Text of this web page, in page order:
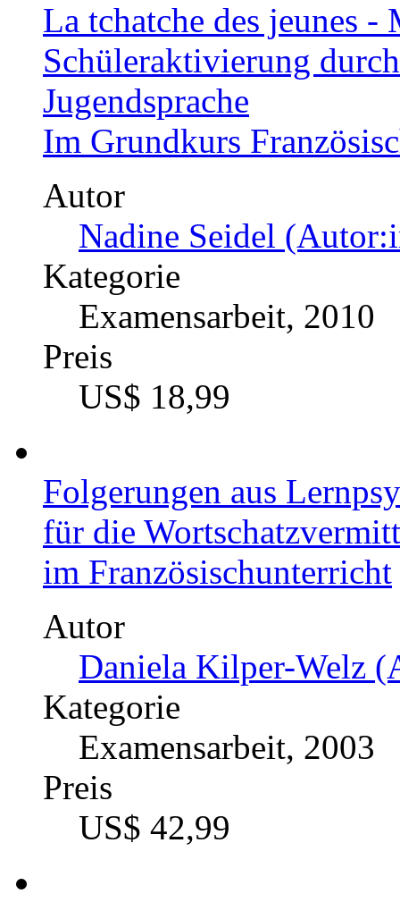
La tchatche des jeunes
Schüleraktivierung
Jugendsprache
Im Grundkurs
Autor
Nadine Seidel
Kategorie
Examensarbeit, 2010
Preis
US$ 18,99
Folgerungen aus
für die
im Französischunterricht
Autor
Daniela Kilper-Welz
Kategorie
Examensarbeit, 2003
Preis
US$ 42,99